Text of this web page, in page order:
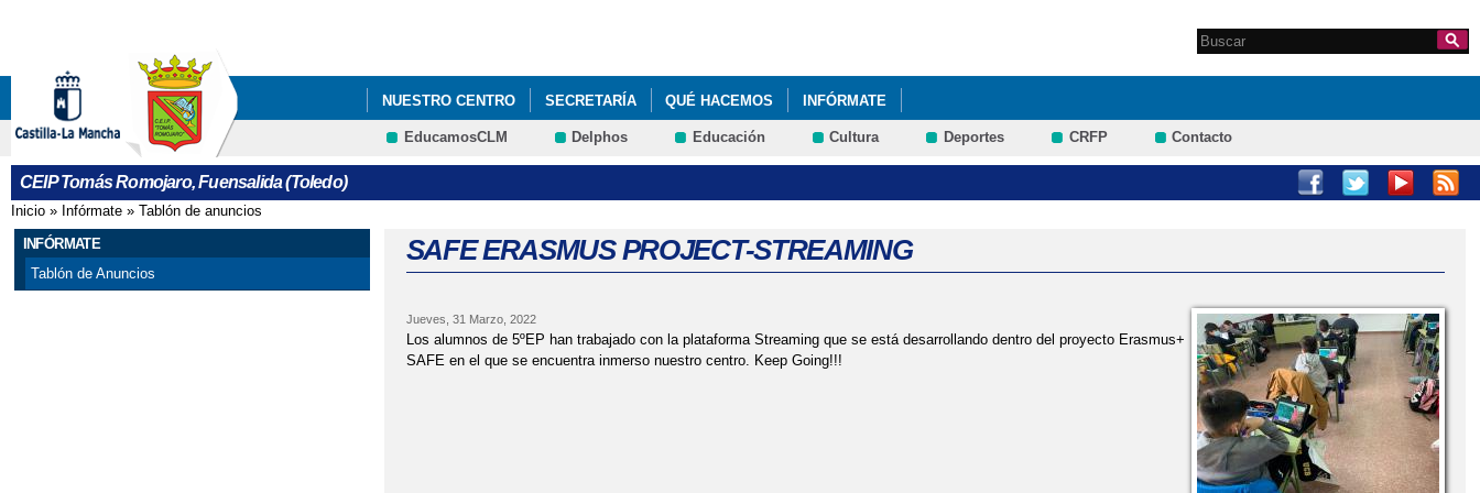
Formulario de
Search this site
NUESTRO CENTRO SECRETARÍA QUÉ HACEMOS INFÓRMATE
EducamosCLM Delphos Educación Cultura Deportes CRFP Contacto
CEIP Tomás Romojaro, Fuensalida (Toledo)
Se encuentra usted aquí
Inicio » Infórmate » Tablón de anuncios
INFÓRMATE
Tablón de Anuncios
SAFE ERASMUS PROJECT-STREAMING
Jueves, 31 Marzo, 2022
Los alumnos de 5ºEP han trabajado con la plataforma Streaming que se está desarrollando dentro del proyecto Erasmus+
SAFE en el que se encuentra inmerso nuestro centro. Keep Going!!!